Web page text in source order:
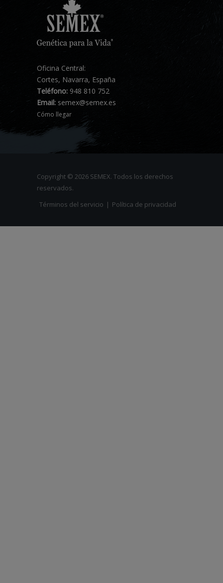
Oficina Central:
Cortes, Navarra, España
Teléfono: 948 810 752
Email: semex@semex.es
Cómo llegar
Copyright © 2026 SEMEX. Todos los derechos
reservados.
Términos del servicio | Política de privacidad